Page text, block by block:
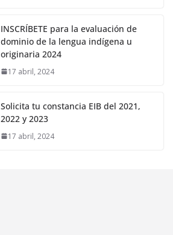
INSCRÍBETE para la evaluación de
dominio de la lengua indígena u
originaria 2024
17 abril, 2024
Solicita tu constancia EIB del 2021,
2022 y 2023
17 abril, 2024